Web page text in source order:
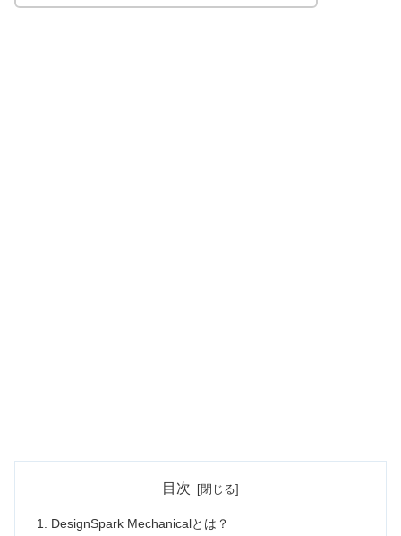
目次
DesignSpark Mechanicalとは？